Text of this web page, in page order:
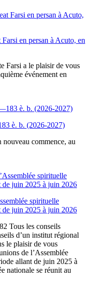
en persan à Acuto, en
Farsi a le plaisir de vous
événement en
è. b. (2026-2027)
nouveau commence, au
spirituelle
de juin 2025 à juin 2026
Tous les conseils
d’un institut régional
le plaisir de vous
de l’Assemblée
allant de juin 2025 à
nationale se réunit au